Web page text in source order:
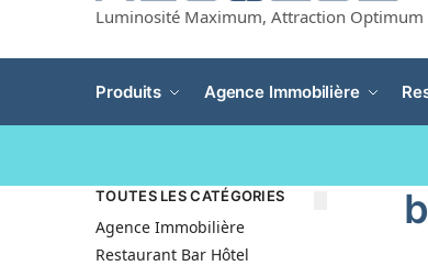
Luminosité Maximum, Attraction Optimum
Produits Agence Immobilière
TOUTES LES CATÉGORIES
Agence Immobilière
Restaurant Bar Hôtel